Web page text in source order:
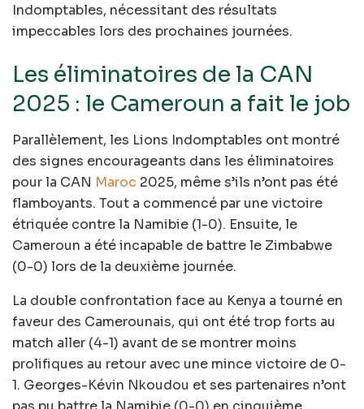
Indomptables, nécessitant des résultats
impeccables lors des prochaines journées.
Les éliminatoires de la CAN
2025 : le Cameroun a fait le job
Parallèlement, les Lions Indomptables ont montré
des signes encourageants dans les éliminatoires
pour la CAN Maroc 2025, même s’ils n’ont pas été
flamboyants. Tout a commencé par une victoire
étriquée contre la Namibie (1-0). Ensuite, le
Cameroun a été incapable de battre le Zimbabwe
(0-0) lors de la deuxième journée.
La double confrontation face au Kenya a tourné en
faveur des Camerounais, qui ont été trop forts au
match aller (4-1) avant de se montrer moins
prolifiques au retour avec une mince victoire de 0-
1. Georges-Kévin Nkoudou et ses partenaires n’ont